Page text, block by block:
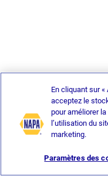
En cliquant sur
acceptez le
pour améliorer
l’utilisation du
marketing.
Paramètres des